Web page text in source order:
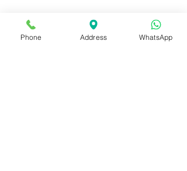
Количество
Phone Address WhatsApp